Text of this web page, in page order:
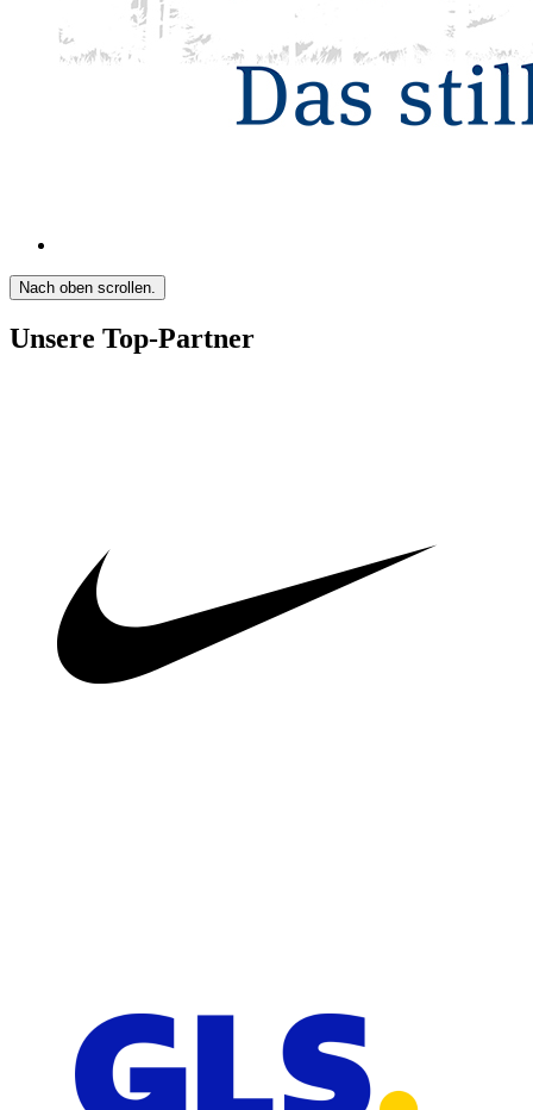
Nach oben scrollen.
Unsere Top-Partner